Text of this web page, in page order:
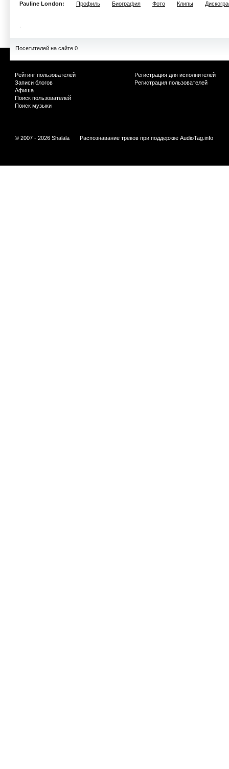
Pauline London: Профиль Биография Фото Клипы
Посетителей на сайте 0
Рейтинг пользователей
Записи блогов
Афиша
Поиск пользователей
Поиск музыки
Регистрация для исполнителей
Регистрация пользователей
© 2007 - 2026 Shalala Распознавание треков при поддержке AudioTag.info